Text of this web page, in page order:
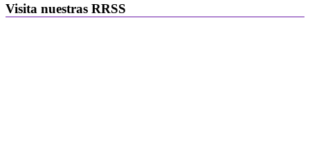
Visita nuestras RRSS